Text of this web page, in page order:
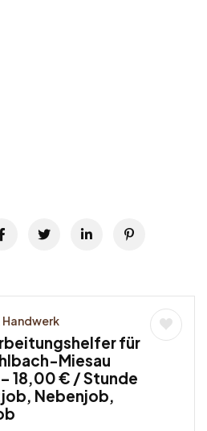
für
Miesau
18,00 € / Stunde
Nebenjob,